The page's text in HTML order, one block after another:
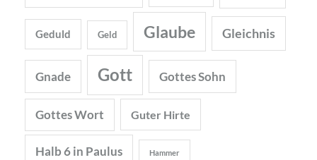
Geduld Geld Glaube Gleichnis
Gnade Gott Gottes Sohn
Gottes Wort Guter Hirte
Halb 6 in Paulus Hammer